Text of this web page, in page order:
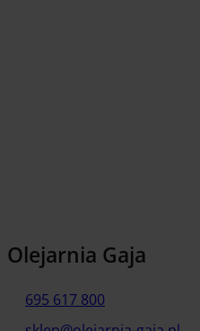
Olejarnia Gaja
695 617 800